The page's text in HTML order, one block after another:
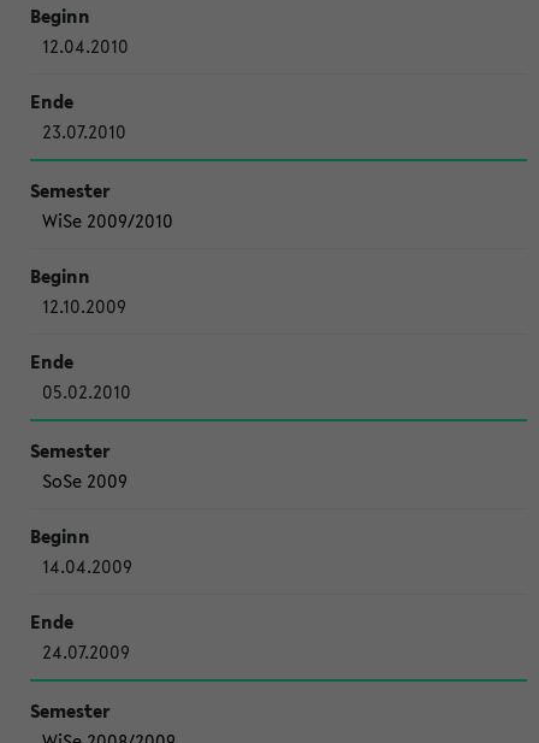
12.04.2010
23.07.2010
WiSe 2009/2010
12.10.2009
05.02.2010
SoSe 2009
14.04.2009
24.07.2009